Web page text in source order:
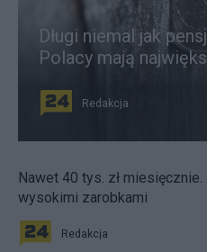
Długi niemal jak
Polacy mają
Redakcja
Nawet 40 tys. zł
wysokimi zarobkami
Redakcja